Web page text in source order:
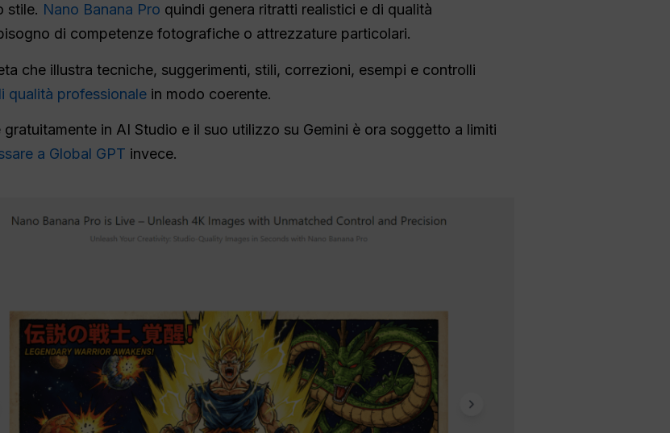
stile. Nano Banana Pro quindi genera ritratti realistici e di qualità
di competenze fotografiche o attrezzature particolari.
che illustra tecniche, suggerimenti, stili, correzioni, esempi e controlli
qualità professionale in modo coerente.
in AI Studio e il suo utilizzo su Gemini è ora soggetto a limiti
a Global GPT invece.